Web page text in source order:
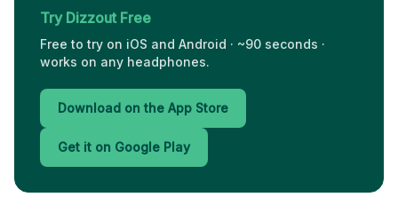
Try Dizzout Free
Free to try on iOS and Android · ~90 seconds ·
works on any headphones.
Download on the App Store
Get it on Google Play